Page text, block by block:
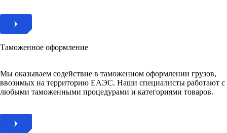
Таможенное оформление
Мы оказываем содействие в таможенном оформлении грузов,
ввозимых на территорию ЕАЭС. Наши специалисты работают с
любыми таможенными процедурами и категориями товаров.